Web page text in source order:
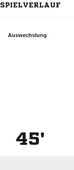
SPIELVERLAUF
Auswechslung
45'